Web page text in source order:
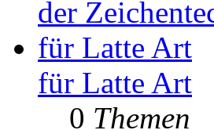
für Latte Art
0 Themen